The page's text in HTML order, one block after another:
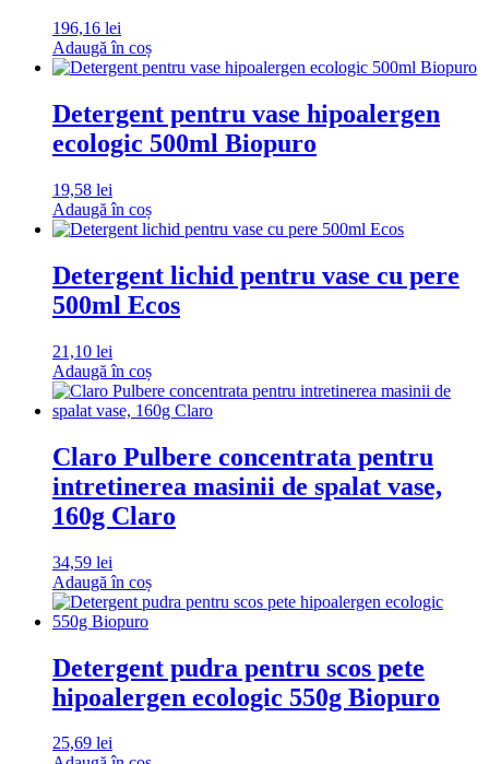
196,16 lei
Adaugă în coș
Detergent pentru vase hipoalergen
ecologic 500ml Biopuro
19,58 lei
Adaugă în coș
Detergent lichid pentru vase cu pere
500ml Ecos
21,10 lei
Adaugă în coș
Claro Pulbere concentrata pentru
intretinerea masinii de spalat vase,
160g Claro
34,59 lei
Adaugă în coș
Detergent pudra pentru scos pete
hipoalergen ecologic 550g Biopuro
25,69 lei